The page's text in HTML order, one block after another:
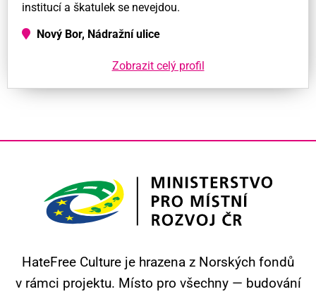
institucí a škatulek se nevejdou.
Nový Bor, Nádražní ulice
Zobrazit celý profil
HateFree Culture je hrazena z Norských fondů
v rámci projektu. Místo pro všechny — budování